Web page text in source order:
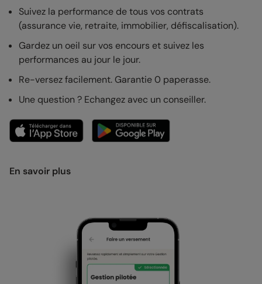
Suivez la performance de tous vos contrats
(assurance vie, retraite, immobilier, défiscalisation).
Gardez un oeil sur vos encours et suivez les
performances au jour le jour.
Re-versez facilement. Garantie 0 paperasse.
Une question ? Echangez avec un conseiller.
En savoir plus